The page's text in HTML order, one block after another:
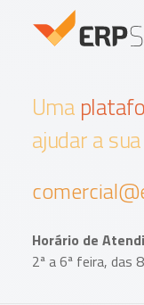
Uma
ajudar a
Horário de
2ª a 6ª feira, das